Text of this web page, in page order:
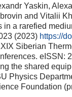
Yaskin,
and Vitalii
in a rarefied
(2023) https://
Siberian
eISSN:
the shared
Physics
Foundation